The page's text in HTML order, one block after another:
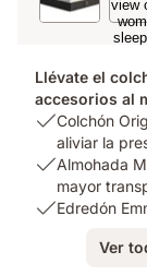
Llévate el
accesorios al
USP
Colchón
Original
Elite+
tecnología
Colchón
aliviar la
USP
Almohada
Almohada
mayor
USPEdredón
Ver